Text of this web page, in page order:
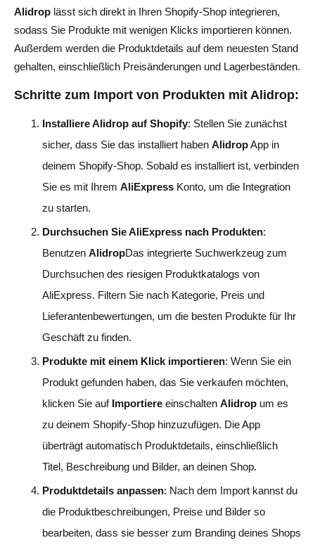
Alidrop lässt sich direkt in Ihren Shopify-Shop integrieren,
sodass Sie Produkte mit wenigen Klicks importieren können.
Außerdem werden die Produktdetails auf dem neuesten Stand
gehalten, einschließlich Preisänderungen und Lagerbeständen.
Schritte zum Import von Produkten mit Alidrop:
Installiere Alidrop auf Shopify: Stellen Sie zunächst
sicher, dass Sie das installiert haben AlidropApp in
deinem Shopify-Shop. Sobald es installiert ist, verbinden
Sie es mit Ihrem AliExpress Konto, um die Integration
zu starten.
Durchsuchen Sie AliExpress nach Produkten:
Benutzen AlidropDas integrierte Suchwerkzeug zum
Durchsuchen des riesigen Produktkatalogs von
AliExpress. Filtern Sie nach Kategorie, Preis und
Lieferantenbewertungen, um die besten Produkte für Ihr
Geschäft zu finden.
Produkte mit einem Klick importieren: Wenn Sie ein
Produkt gefunden haben, das Sie verkaufen möchten,
klicken Sie auf Importiere einschalten Alidrop um es
zu deinem Shopify-Shop hinzuzufügen. Die App
überträgt automatisch Produktdetails, einschließlich
Titel, Beschreibung und Bilder, an deinen Shop.
Produktdetails anpassen: Nach dem Import kannst du
die Produktbeschreibungen, Preise und Bilder so
bearbeiten, dass sie besser zum Branding deines Shops